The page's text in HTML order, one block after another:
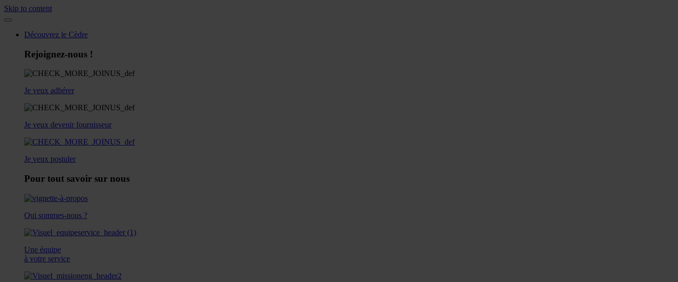
Skip to content
Découvrez le Cèdre
Rejoignez-nous !
Je veux adhérer
Je veux devenir fournisseur
Je veux postuler
Pour tout savoir sur nous
Qui sommes-nous ?
Une équipe
à votre service